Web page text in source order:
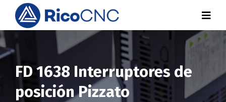
FD 1638 Interruptores de
posición Pizzato